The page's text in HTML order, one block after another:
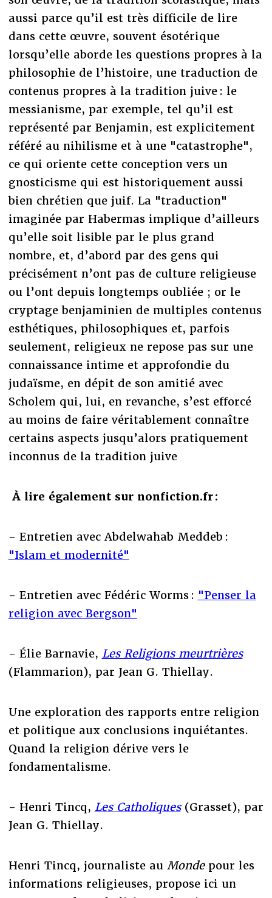
aussi parce qu’il est très difficile de lire
dans cette œuvre, souvent ésotérique
lorsqu’elle aborde les questions propres à la
philosophie de l’histoire, une traduction de
contenus propres à la tradition juive : le
messianisme, par exemple, tel qu’il est
représenté par Benjamin, est explicitement
référé au nihilisme et à une "catastrophe",
ce qui oriente cette conception vers un
gnosticisme qui est historiquement aussi
bien chrétien que juif. La "traduction"
imaginée par Habermas implique d’ailleurs
qu’elle soit lisible par le plus grand
nombre, et, d’abord par des gens qui
précisément n’ont pas de culture religieuse
ou l’ont depuis longtemps oubliée ; or le
cryptage benjaminien de multiples contenus
esthétiques, philosophiques et, parfois
seulement, religieux ne repose pas sur une
connaissance intime et approfondie du
judaïsme, en dépit de son amitié avec
Scholem qui, lui, en revanche, s’est efforcé
au moins de faire véritablement connaître
certains aspects jusqu’alors pratiquement
inconnus de la tradition juive
À lire également sur nonfiction.fr :
- Entretien avec Abdelwahab Meddeb :
"Islam et modernité"
- Entretien avec Fédéric Worms : "Penser la
religion avec Bergson"
- Élie Barnavie, Les Religions meurtrières
(Flammarion), par Jean G. Thiellay.
Une exploration des rapports entre religion
et politique aux conclusions inquiétantes.
Quand la religion dérive vers le
fondamentalisme.
- Henri Tincq, Les Catholiques(Grasset), par
Jean G. Thiellay.
Henri Tincq, journaliste au Monde pour les
informations religieuses, propose ici un